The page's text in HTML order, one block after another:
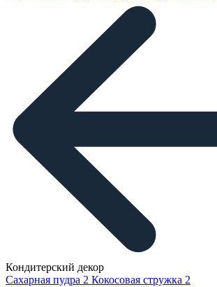
Кондитерский декор
Сахарная пудра 2 Кокосовая стружка 2